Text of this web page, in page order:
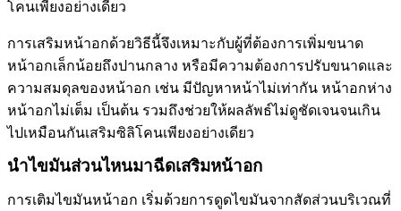
โคนเพียงอย่างเดียว
การเสริมหน้าอกด้วยวิธีนี้จึงเหมาะกับผู้ที่ต้องการเพิ่มขนาด
หน้าอกเล็กน้อยถึงปานกลาง หรือมีความต้องการปรับขนาดและ
ความสมดุลของหน้าอก เช่น มีปัญหาหน้าไม่เท่ากัน หน้าอกห่าง
หน้าอกไม่เต็ม เป็นต้น รวมถึงช่วยให้ผลลัพธ์ไม่ดูชัดเจนจนเกิน
ไปเหมือนกันเสริมซิลิโคนเพียงอย่างเดียว
นำไขมันส่วนไหนมาฉีดเสริมหน้าอก
การเติมไขมันหน้าอก เริ่มด้วยการดูดไขมันจากสัดส่วนบริเวณที่